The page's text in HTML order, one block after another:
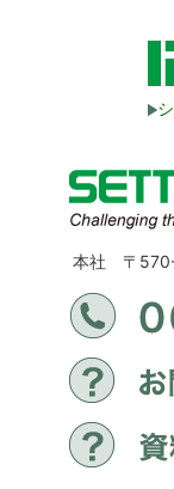
本社 〒